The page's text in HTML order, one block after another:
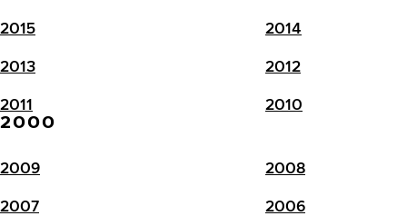
2015 2014
2013 2012
2011 2010
2000
2009 2008
2007 2006